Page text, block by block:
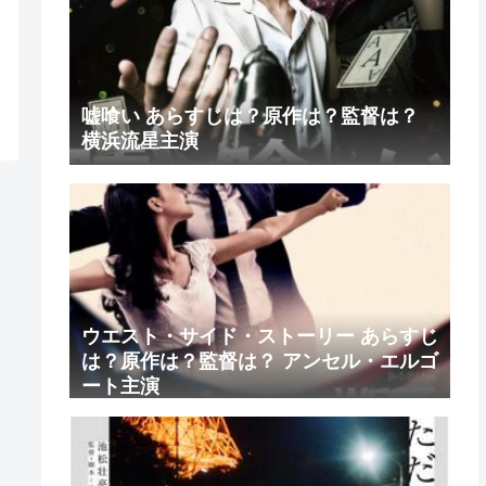
嘘喰い あらすじは？原作は？監督は？
横浜流星主演
ウエスト・サイド・ストーリー あらすじ
は？原作は？監督は？ アンセル・エルゴ
ート主演